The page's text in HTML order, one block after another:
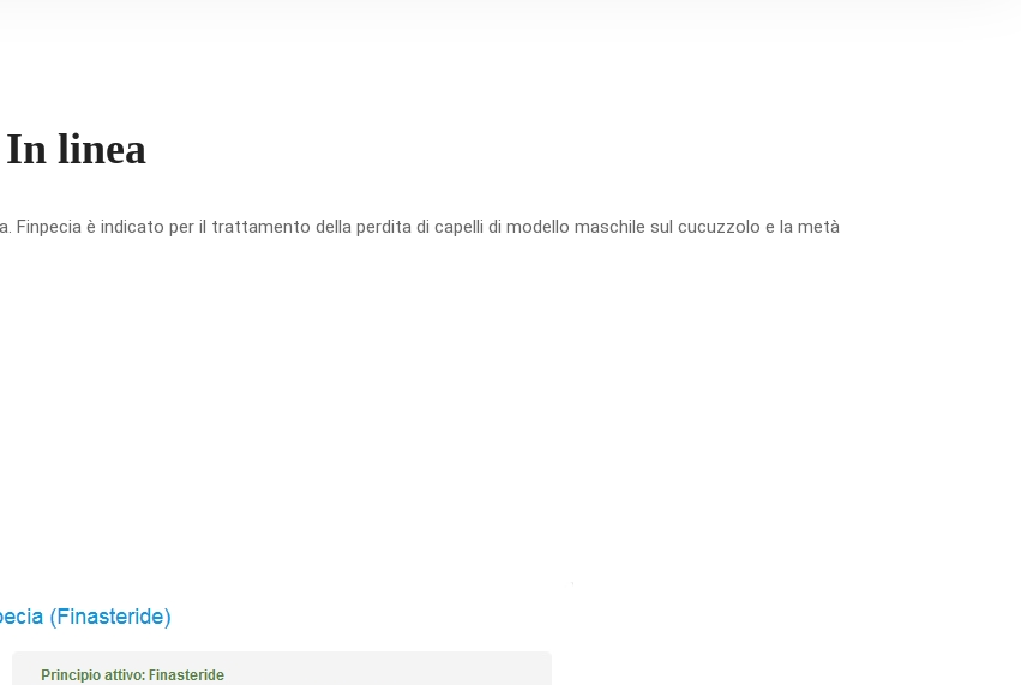
linea
Finpecia è indicato per il trattamento della perdita di capelli di modello maschile sul cucuzzolo e la metà